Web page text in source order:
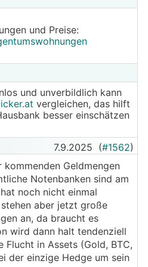
umgehen werden.
sagen: Eine massive
scheint schwierig,
Und dass wir vor
übrigen sehr schätze,
ist und die Dinge
der 90er Jahre (halb
und die
Jahre (keine Zinsen)
widersprechen, dass
Wohnkosten harte
kommen.
einmal an: Bund: 2025
und 123,2
von 18,1 Milliarden
von 2.000 pro Bürger,
und Preise:
und unverbildlich kann
vergleichen, das hilft
besser einschätzen
7.9.2025 (#1562)
Geldmengen
Notenbanken sind am
noch nicht einmal
aber jetzt große
an, da braucht es
wird dann halt tendenziell
Flucht in Assets (Gold, BTC,
der einzige Hedge um sein